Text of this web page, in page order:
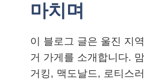
마치며
이 블로그 글은 울진 지
거 가게를 소개합니다.
거킹, 맥도날드, 로티스